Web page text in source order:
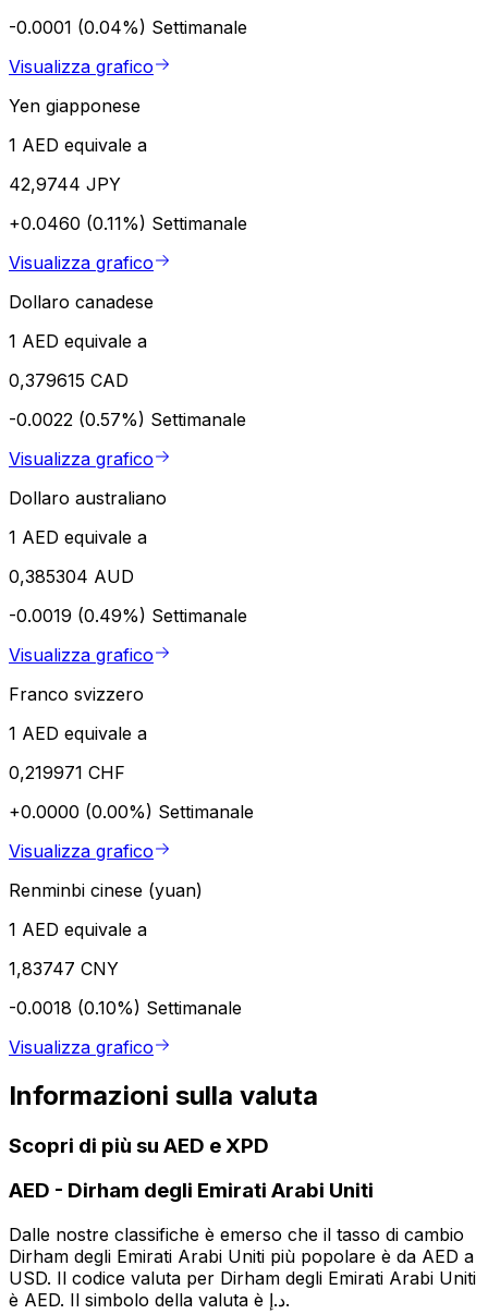
-0.0001 (0.04%) Settimanale
Visualizza grafico
Yen giapponese
1 AED equivale a
42,9744 JPY
+0.0460 (0.11%) Settimanale
Visualizza grafico
Dollaro canadese
1 AED equivale a
0,379615 CAD
-0.0022 (0.57%) Settimanale
Visualizza grafico
Dollaro australiano
1 AED equivale a
0,385304 AUD
-0.0019 (0.49%) Settimanale
Visualizza grafico
Franco svizzero
1 AED equivale a
0,219971 CHF
+0.0000 (0.00%) Settimanale
Visualizza grafico
Renminbi cinese (yuan)
1 AED equivale a
1,83747 CNY
-0.0018 (0.10%) Settimanale
Visualizza grafico
Informazioni sulla valuta
Scopri di più su AED e XPD
AED - Dirham degli Emirati Arabi Uniti
Dalle nostre classifiche è emerso che il tasso di cambio
Dirham degli Emirati Arabi Uniti più popolare è da AED a
USD. Il codice valuta per Dirham degli Emirati Arabi Uniti
è AED. Il simbolo della valuta è د.إ.